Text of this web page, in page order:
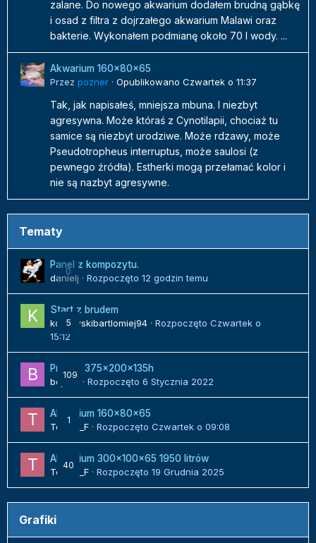
zalane. Do nowego akwarium dodałem brudną gąbkę
i osad z filtra z dojrzałego akwarium Malawi oraz
bakterie. Wykonałem podmianę około 70 l wody. ...
Akwarium 160x80x65
Przez pozner · Opublikowano Czwartek o 11:37
Tak, jak napisałeś, mniejsza mbuna. I niezbyt
agresywna. Może któraś z Cynotilapii, chociaż tu
samice są niezbyt urodziwe. Może rdzawy, może
Pseudotropheus interruptus, może saulosi (z
pewnego źródła). Estherki mogą przełamać kolor i
nie są nazbyt agresywne.
Tematy
0
Panel z kompozytu.
danielj · Rozpoczęto 12 godzin temu
5
Start z brudem
kozlowskibartlomiej94 · Rozpoczęto Czwartek o
15:12
109
Projekt 375x200x135h
bojack
· Rozpoczęto 6 Stycznia 2022
1
Akwarium 160x80x65
Tomek_F · Rozpoczęto Czwartek o 09:08
40
Akwarium 300x100x65 1950 litrów
Tomek_F · Rozpoczęto 19 Grudnia 2025
Grafiki